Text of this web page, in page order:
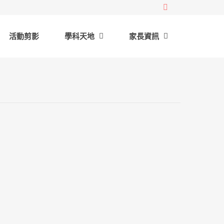
活動剪影 學科天地 家長資訊